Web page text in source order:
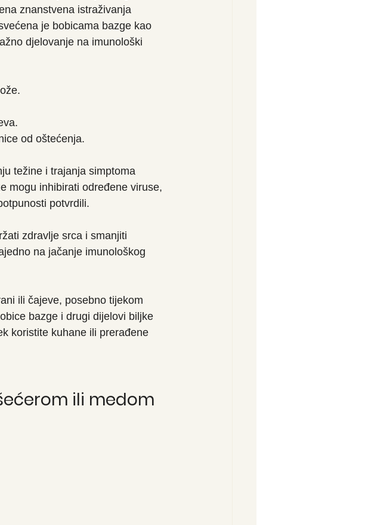
znanstvena istraživanja
je bobicama bazge kao
djelovanje na imunološki
od oštećenja.
težine i trajanja simptoma
mogu inhibirati određene viruse,
potvrdili.
zdravlje srca i smanjiti
na jačanje imunološkog
ili čajeve, posebno tijekom
bazge i drugi dijelovi biljke
koristite kuhane ili prerađene
ili medom